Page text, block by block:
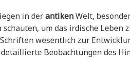
in derantikenWelt,
um das irdische Leben
wesentlich zur
Beobachtungen des